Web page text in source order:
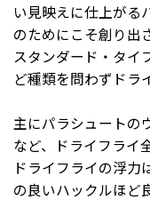
い見映えに仕上がる
のためにこそ創り出
スタンダード・タイ
ど種類を問わずドラ
主にパラシュートの
など、ドライフライ
ドライフライの浮力
の良いハックルほど